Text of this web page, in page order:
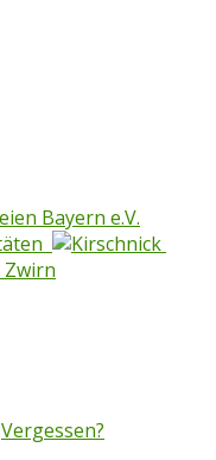
Vergessen?